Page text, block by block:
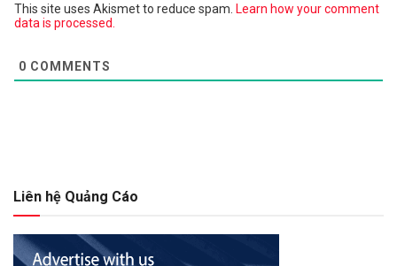
This site uses Akismet to reduce spam. Learn how your comment
data is processed.
0 COMMENTS
Liên hệ Quảng Cáo